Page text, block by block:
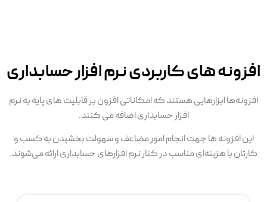
افزونه های کاربردی نرم افزار حسابداری
افزونه‌ها ابزارهایی هستند که امکاناتی افزون بر قابلیت های پایه به نرم
افزار حسابداری اضافه می کنند.
این افزونه ها جهت انجام امور مضاعف و سهولت بخشیدن به کسب و
کارتان با هزینه‌ای مناسب در کنار نرم افزارهای حسابداری ارائه می‌شوند.